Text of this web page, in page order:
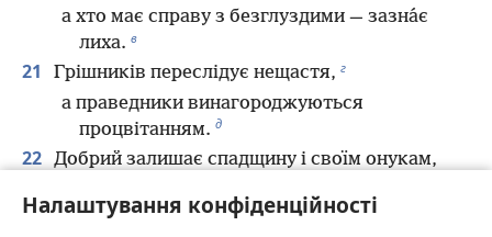
Налаштування конфіденційності
а хто має справу з безглуздими — зазна́є
лиха. в
21 Грішників переслідує нещастя, г
а праведники винагороджуються
процвітанням. д
22 Добрий залишає спадщину і своїм онукам,
праведного. е